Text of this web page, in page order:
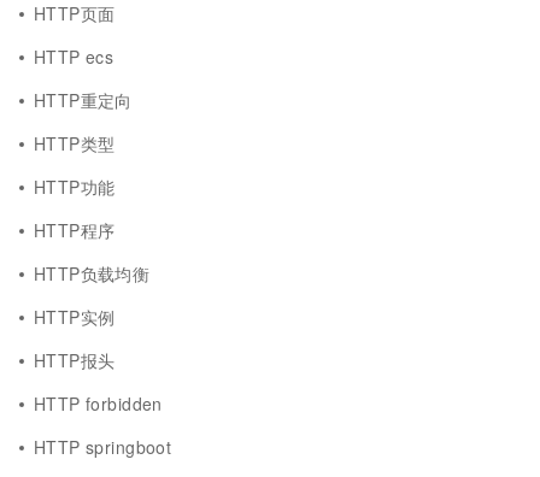
HTTP页面
HTTP ecs
HTTP重定向
HTTP类型
HTTP功能
HTTP程序
HTTP负载均衡
HTTP实例
HTTP报头
HTTP forbidden
HTTP springboot